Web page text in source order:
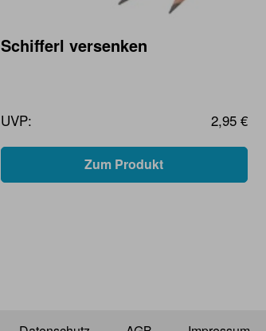
Schifferl versenken
UVP: 2,95 €
Zum Produkt